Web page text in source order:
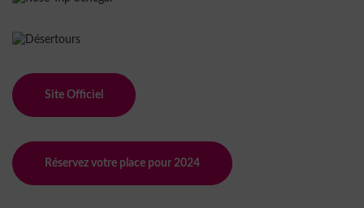
Site Officiel
Réservez votre place pour 2024